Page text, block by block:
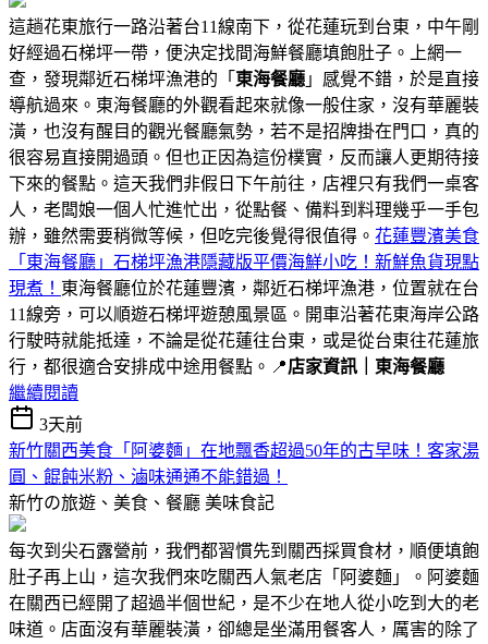
這趟花東旅行一路沿著台11線南下，從花蓮玩到台東，中午剛
好經過石梯坪一帶，便決定找間海鮮餐廳填飽肚子。上網一
查，發現鄰近石梯坪漁港的「 東海餐廳 」感覺不錯，於是直接
導航過來。東海餐廳的外觀看起來就像一般住家，沒有華麗裝
潢，也沒有醒目的觀光餐廳氣勢，若不是招牌掛在門口，真的
很容易直接開過頭。但也正因為這份樸實，反而讓人更期待接
下來的餐點。這天我們非假日下午前往，店裡只有我們一桌客
人，老闆娘一個人忙進忙出，從點餐、備料到料理幾乎一手包
辦，雖然需要稍微等候，但吃完後覺得很值得。 花蓮豐濱美食
「東海餐廳」石梯坪漁港隱藏版平價海鮮小吃！新鮮魚貨現點
現煮！ 東海餐廳位於花蓮豐濱，鄰近石梯坪漁港，位置就在台
11線旁，可以順遊石梯坪遊憩風景區。開車沿著花東海岸公路
行駛時就能抵達，不論是從花蓮往台東，或是從台東往花蓮旅
行，都很適合安排成中途用餐點。📍店家資訊｜東海餐廳
繼續閱讀
3天前
新竹關西美食「阿婆麵」在地飄香超過50年的古早味！客家湯
圓、餛飩米粉、滷味通通不能錯過！
新竹の旅遊、美食、餐廳 美味食記
每次到尖石露營前，我們都習慣先到關西採買食材，順便填飽
肚子再上山，這次我們來吃關西人氣老店「阿婆麵」。阿婆麵
在關西已經開了超過半個世紀，是不少在地人從小吃到大的老
味道。店面沒有華麗裝潢，卻總是坐滿用餐客人，厲害的除了